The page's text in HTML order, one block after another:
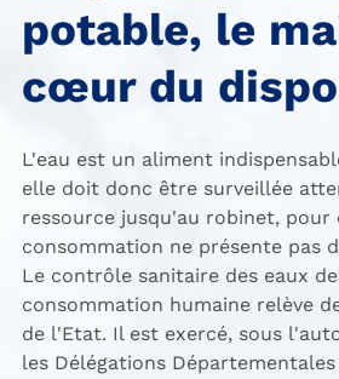
potable, le
cœur du
L'eau est un aliment
elle doit donc être surveillée
ressource jusqu'au robinet, pour
consommation ne présente pas
Le contrôle sanitaire des eaux
consommation humaine relève
de l'Etat. Il est exercé, sous
les Délégations Départementales